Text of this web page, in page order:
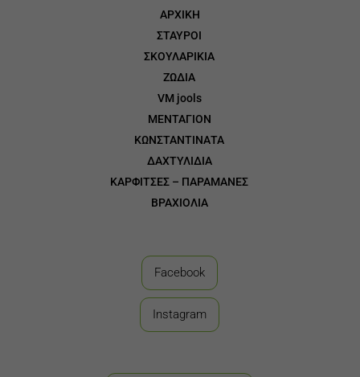
ΑΡΧΙΚΗ
ΣΤΑΥΡΟΙ
ΣΚΟΥΛΑΡΙΚΙΑ
ΖΩΔΙΑ
VM jools
ΜΕΝΤΑΓΙΟΝ
ΚΩΝΣΤΑΝΤΙΝΑΤΑ
ΔΑΧΤΥΛΙΔΙΑ
ΚΑΡΦΙΤΣΕΣ – ΠΑΡΑΜΑΝΕΣ
ΒΡΑΧΙΟΛΙΑ
Facebook
Instagram